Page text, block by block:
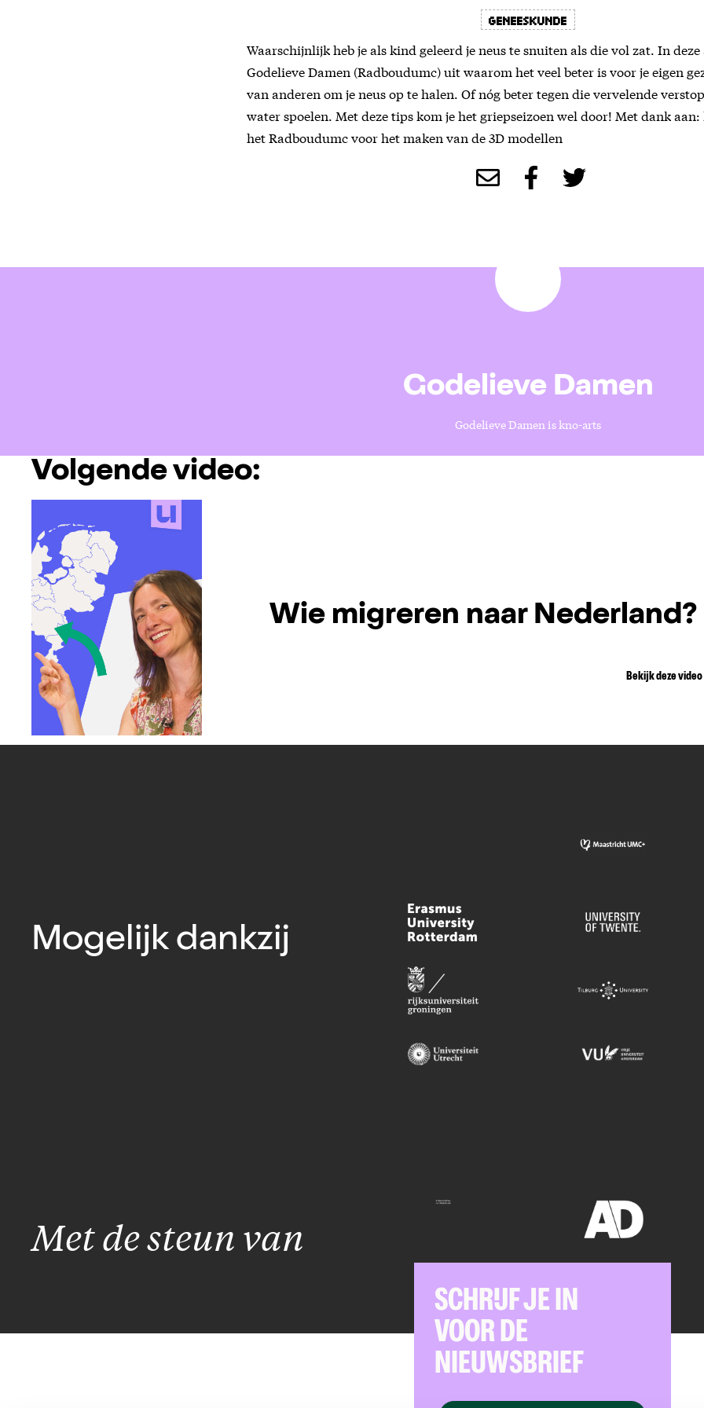
Geneeskunde
Waarschijnlijk heb je als kind geleerd je neus te snuiten als die vol zat. In
Godelieve Damen (Radboudumc) uit waarom het veel beter is voor je eigen
van anderen om je neus op te halen. Of nóg beter tegen die vervelende
water spoelen. Met deze tips kom je het griepseizoen wel door! Met dank aan:
het Radboudumc voor het maken van de 3D modellen
Godelieve Damen
Godelieve Damen is kno-arts
Volgende video:
Wie migreren naar Nederland?
Bekijk deze video
Mogelijk dankzij
Met de steun van
SCHRIJF JE IN
VOOR DE
NIEUWSBRIEF